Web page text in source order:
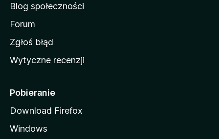
M
o
z
l
i
Blog społeczności
Forum
Zgłoś błąd
Wytyczne recenzji
Pobieranie
Download Firefox
Windows